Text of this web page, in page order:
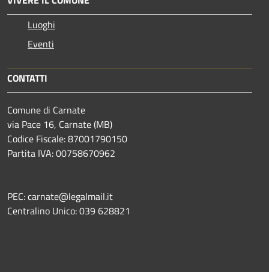
Luoghi
Eventi
CONTATTI
Comune di Carnate
via Pace 16, Carnate (MB)
Codice Fiscale: 87001790150
Partita IVA: 00758670962
PEC: carnate@legalmail.it
Centralino Unico: 039 628821